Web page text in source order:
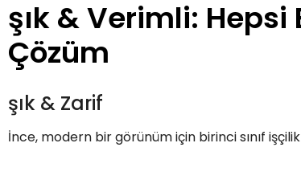
şık & Verimli: Hepsi
Çözüm
şık & Zarif
İnce, modern bir görünüm için birinci sınıf